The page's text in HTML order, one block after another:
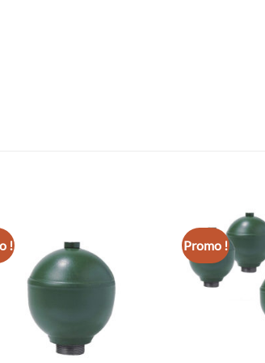
! Promo !